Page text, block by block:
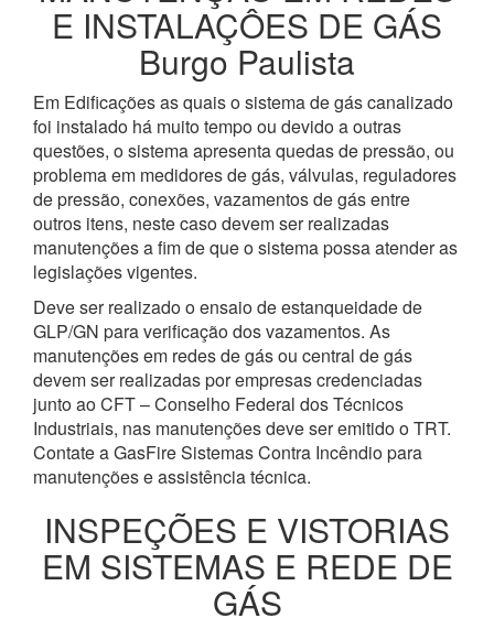
E INSTALAÇÔES DE GÁS
Burgo Paulista
Em Edificações as quais o sistema de gás canalizado
foi instalado há muito tempo ou devido a outras
questões, o sistema apresenta quedas de pressão, ou
problema em medidores de gás, válvulas, reguladores
de pressão, conexões, vazamentos de gás entre
outros itens, neste caso devem ser realizadas
manutenções a fim de que o sistema possa atender as
legislações vigentes.
Deve ser realizado o ensaio de estanqueidade de
GLP/GN para verificação dos vazamentos. As
manutenções em redes de gás ou central de gás
devem ser realizadas por empresas credenciadas
junto ao CFT – Conselho Federal dos Técnicos
Industriais, nas manutenções deve ser emitido o TRT.
Contate a GasFire Sistemas Contra Incêndio para
manutenções e assistência técnica.
INSPEÇÕES E VISTORIAS
EM SISTEMAS E REDE DE
GÁS